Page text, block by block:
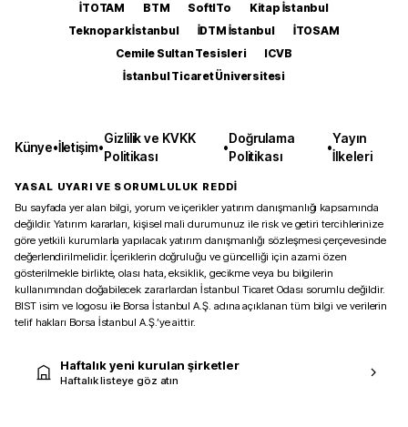
İTOTAM BTM SoftITo
Kitap İstanbul
Teknopark İstanbul
İDTM İstanbul
İTOSAM
Cemile Sultan Tesisleri
ICVB
İstanbul Ticaret Üniversitesi
Künye•İletişim•
Gizlilik ve KVKK
Politikası
•
Doğrulama
Politikası
•
Yayın
İlkeleri
YASAL UYARI VE SORUMLULUK REDDİ
Bu sayfada yer alan bilgi, yorum ve içerikler yatırım danışmanlığı kapsamında
değildir. Yatırım kararları, kişisel mali durumunuz ile risk ve getiri tercihlerinize
göre yetkili kurumlarla yapılacak yatırım danışmanlığı sözleşmesi çerçevesinde
değerlendirilmelidir. İçeriklerin doğruluğu ve güncelliği için azami özen
gösterilmekle birlikte, olası hata, eksiklik, gecikme veya bu bilgilerin
kullanımından doğabilecek zararlardan İstanbul Ticaret Odası sorumlu değildir.
BIST isim ve logosu ile Borsa İstanbul A.Ş. adına açıklanan tüm bilgi ve verilerin
telif hakları Borsa İstanbul A.Ş.’ye aittir.
Haftalık yeni kurulan şirketler
Haftalık listeye göz atın